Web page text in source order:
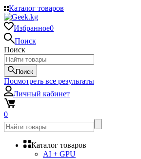
Каталог товаров
Избранное0
Поиск
Поиск
Поиск
Посмотреть все результаты
Личный кабинет
0
Каталог товаров
AI + GPU